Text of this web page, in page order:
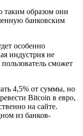
таким образом они
банковским
особенно
индустрия не
сможет
4,5% от суммы, но
Bitcoin в евро,
на сайте.
из банков-